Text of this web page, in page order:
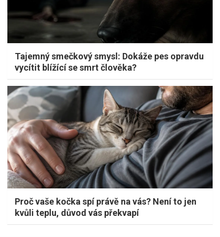
Tajemný smečkový smysl: Dokáže pes opravdu
vycítit blížící se smrt člověka?
Proč vaše kočka spí právě na vás? Není to jen
kvůli teplu, důvod vás překvapí